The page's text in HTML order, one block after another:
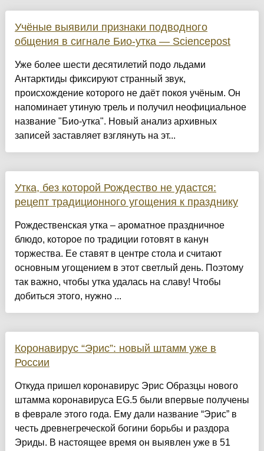
Учёные выявили признаки подводного
общения в сигнале Био-утка — Sciencepost
Уже более шести десятилетий подо льдами
Антарктиды фиксируют странный звук,
происхождение которого не даёт покоя учёным. Он
напоминает утиную трель и получил неофициальное
название "Био-утка". Новый анализ архивных
записей заставляет взглянуть на эт...
Утка, без которой Рождество не удастся:
рецепт традиционного угощения к празднику
Рождественская утка – ароматное праздничное
блюдо, которое по традиции готовят в канун
торжества. Ее ставят в центре стола и считают
основным угощением в этот светлый день. Поэтому
так важно, чтобы утка удалась на славу! Чтобы
добиться этого, нужно ...
Коронавирус “Эрис”: новый штамм уже в
России
Откуда пришел коронавирус Эрис Образцы нового
штамма коронавируса EG.5 были впервые получены
в феврале этого года. Ему дали название “Эрис” в
честь древнегреческой богини борьбы и раздора
Эриды. В настоящее время он выявлен уже в 51